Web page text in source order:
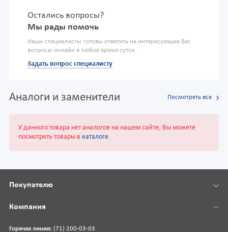
Остались вопросы?
Мы рады помочь
Наши специалисты готовы ответить на интересующие Вас
вопросы онлайн в любое время суток.
Задать вопрос специалисту
Аналоги и заменители Посмотреть все
У данного товара нет аналогов на нашем сайте, Вы можете
посмотреть товары в каталоге
Горячая линия: (71) 200-03-03
Покупателю
Компания